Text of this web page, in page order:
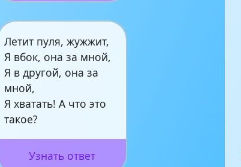
Летит пуля, жужжит,
Я вбок, она за мной,
Я в другой, она за
мной,
Я хватать! А что это
такое?
Узнать ответ